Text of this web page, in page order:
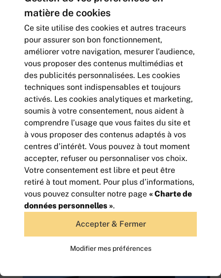
D’autres offres situés aux
environs
LOCATION - LOCAL D'ACTIVITE - 148 m²
148 m² | non divisibles
15 600
matière de cookies
Ce site utilise des cookies et autres traceurs
pour assurer son bon fonctionnement,
améliorer votre navigation, mesurer l’audience,
vous proposer des contenus multimédias et
des publicités personnalisées. Les cookies
techniques sont indispensables et toujours
activés. Les cookies analytiques et marketing,
soumis à votre consentement, nous aident à
comprendre l’usage que vous faites du site et
à vous proposer des contenus adaptés à vos
centres d’intérêt. Vous pouvez à tout moment
accepter, refuser ou personnaliser vos choix.
Votre consentement est libre et peut être
retiré à tout moment. Pour plus d’informations,
vous pouvez consulter notre page « Charte de
données personnelles ».
Accepter & Fermer
Modifier mes préférences